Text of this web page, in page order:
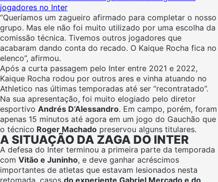
jogadores no Inter
“Queríamos um zagueiro afirmado para completar o nosso
grupo. Mas ele não foi muito utilizado por uma escolha da
comissão técnica. Tivemos outros jogadores que
acabaram dando conta do recado. O Kaique Rocha fica no
elenco”, afirmou.
Após a curta passagem pelo Inter entre 2021 e 2022,
Kaique Rocha rodou por outros ares e vinha atuando no
Athletico nas últimas temporadas até ser “recontratado”.
Na sua apresentação, foi muito elogiado pelo diretor
esportivo Andrés D’Alessandro. Em campo, porém, foram
apenas 15 minutos até agora em um jogo do Gauchão que
o técnico Roger Machado preservou alguns titulares.
A SITUAÇÃO DA ZAGA DO INTER
A defesa do Inter terminou a primeira parte da temporada
com Vitão e Juninho, e deve ganhar acréscimos
importantes de atletas que estavam lesionados nesta
retomada, casos do experiente Gabriel Mercado e do